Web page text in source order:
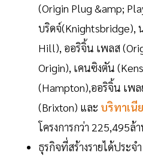
(Origin Plug &amp;
บริดจ์(Knightsbridge),
Hill), ออริจิ้น เพลส
Origin), เคนซิงตัน
(Hampton),ออริจิ้น เพ
(Brixton) และ บริทาเนีย
โครงการกว่า 225,495ล้
ธุรกิจที่สร้างรายได้ประจ